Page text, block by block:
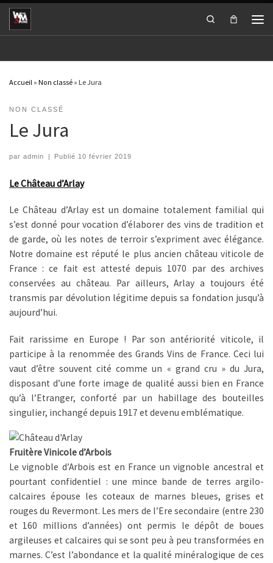
Passer au contenu
Search
Accueil » Non classé » Le Jura
NON CLASSÉ
Le Jura
par admin Publié 10 février 2019
Le Château d’Arlay
Le Château d’Arlay est un domaine totalement familial qui
s’est donné pour vocation d’élaborer des vins de tradition et
de garde, où les notes de terroir s’expriment avec élégance.
Notre domaine est réputé le plus ancien château viticole de
France : ce fait est attesté depuis 1070 par des archives
conservées au château. Par ailleurs, Arlay a toujours été
transmis par dévolution légitime depuis sa fondation jusqu’à
aujourd’hui.
Fait rarissime en Europe ! Par son antériorité viticole, il
participe à la renommée des Grands Vins de France. Ceci lui
vaut d’être souvent cité comme un « grand cru » du Jura,
disposant d’une forte image de qualité aussi bien en France
qu’à l’Etranger, conforté par un habillage des bouteilles
singulier, inchangé depuis 1917 et devenu emblématique.
Fruitère Vinicole d’Arbois
Le vignoble d’Arbois est en France un vignoble ancestral et
pourtant confidentiel : une mince bande de terres argilo-
calcaires épouse les coteaux de marnes bleues, grises et
rouges du Revermont. Les mers de l’Ere secondaire (entre 230
et 160 millions d’années) ont permis le dépôt de boues
argileuses et calcaires qui se sont peu à peu transformées en
marnes. C’est l’abondance et la qualité minéralogique de ces